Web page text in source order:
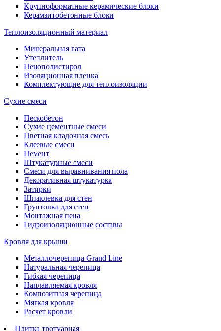
Крупноформатные керамические блоки
Керамзитобетонные блоки
Теплоизоляционный материал
Минеральная вата
Утеплитель
Пенополистирол
Изоляционная пленка
Комплектующие для теплоизоляции
Сухие смеси
Пескобетон
Сухие цементные смеси
Цветная кладочная смесь
Клеевые смеси
Цемент
Штукатурные смеси
Смеси для выравнивания пола
Декоративная штукатурка
Затирки
Шпаклевка для стен
Грунтовка для стен
Монтажная пена
Гидроизоляционные составы
Кровля для крыши
Металлочерепица Grand Line
Натуральная черепица
Гибкая черепица
Наплавляемая кровля
Композитная черепица
Мягкая кровля
Расчет кровли
Плитка тротуарная